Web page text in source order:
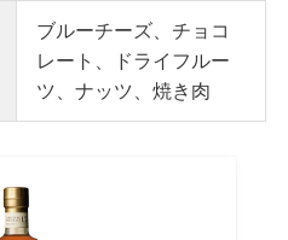
ブルーチーズ、チョコ
レート、ドライフルー
ツ、ナッツ、焼き肉